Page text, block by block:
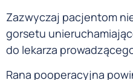
Zazwyczaj pacjentom
gorsetu
do lekarza
Rana pooperacyjna